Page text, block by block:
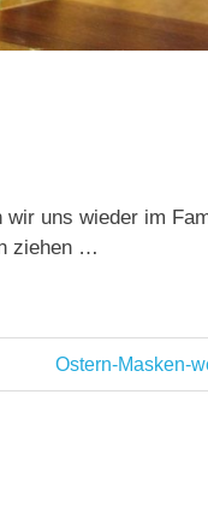
uns wieder im
ziehen …
Nächster
Beitrag:
Ostern-Masken-